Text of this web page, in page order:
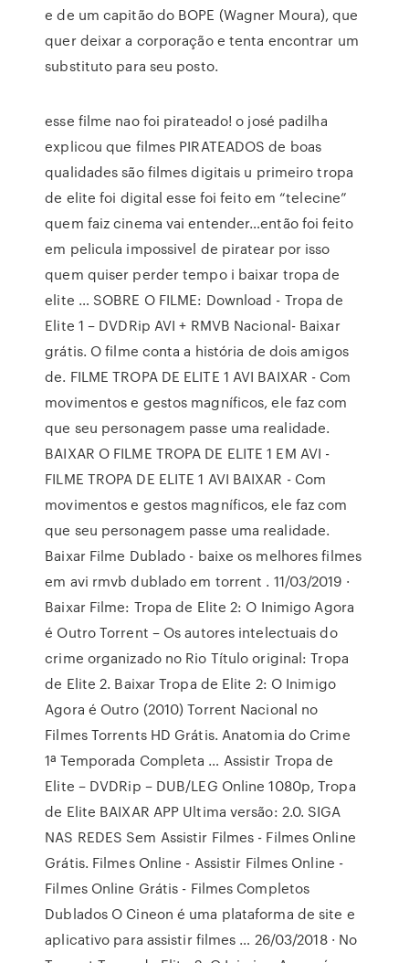
e de um capitão do BOPE (Wagner Moura), que
quer deixar a corporação e tenta encontrar um
substituto para seu posto.
esse filme nao foi pirateado! o josé padilha
explicou que filmes PIRATEADOS de boas
qualidades são filmes digitais u primeiro tropa
de elite foi digital esse foi feito em “telecine”
quem faiz cinema vai entender…então foi feito
em pelicula impossivel de piratear por isso
quem quiser perder tempo i baixar tropa de
elite … SOBRE O FILME: Download - Tropa de
Elite 1 – DVDRip AVI + RMVB Nacional- Baixar
grátis. O filme conta a história de dois amigos
de. FILME TROPA DE ELITE 1 AVI BAIXAR - Com
movimentos e gestos magníficos, ele faz com
que seu personagem passe uma realidade.
BAIXAR O FILME TROPA DE ELITE 1 EM AVI -
FILME TROPA DE ELITE 1 AVI BAIXAR - Com
movimentos e gestos magníficos, ele faz com
que seu personagem passe uma realidade.
Baixar Filme Dublado - baixe os melhores filmes
em avi rmvb dublado em torrent . 11/03/2019 ·
Baixar Filme: Tropa de Elite 2: O Inimigo Agora
é Outro Torrent – Os autores intelectuais do
crime organizado no Rio Título original: Tropa
de Elite 2. Baixar Tropa de Elite 2: O Inimigo
Agora é Outro (2010) Torrent Nacional no
Filmes Torrents HD Grátis. Anatomia do Crime
1ª Temporada Completa … Assistir Tropa de
Elite – DVDRip – DUB/LEG Online 1080p, Tropa
de Elite BAIXAR APP Ultima versão: 2.0. SIGA
NAS REDES Sem Assistir Filmes - Filmes Online
Grátis. Filmes Online - Assistir Filmes Online -
Filmes Online Grátis - Filmes Completos
Dublados O Cineon é uma plataforma de site e
aplicativo para assistir filmes … 26/03/2018 · No